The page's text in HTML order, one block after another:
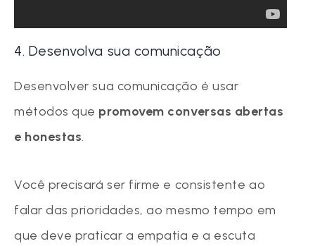
4. Desenvolva sua comunicação
Desenvolver sua comunicação é usar
métodos que promovem conversas abertas
e honestas.
Você precisará ser firme e consistente ao
falar das prioridades, ao mesmo tempo em
que deve praticar a empatia e a escuta